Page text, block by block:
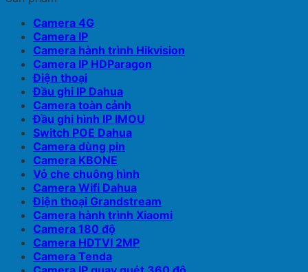
Camera 4G
Camera IP
Camera hành trình Hikvision
Camera IP HDParagon
Điện thoại
Đầu ghi IP Dahua
Camera toàn cảnh
Đầu ghi hình IP IMOU
Switch POE Dahua
Camera dùng pin
Camera KBONE
Vỏ che chuông hình
Camera Wifi Dahua
Điện thoại Grandstream
Camera hành trình Xiaomi
Camera 180 độ
Camera HDTVI 2MP
Camera Tenda